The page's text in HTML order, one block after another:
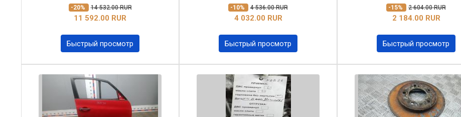
-20% 14 532.00 RUR
11 592.00 RUR
Быстрый просмотр
-10% 4 536.00 RUR
4 032.00 RUR
Быстрый просмотр
-15% 2 604.00 RUR
2 184.00 RUR
Быстрый просмотр